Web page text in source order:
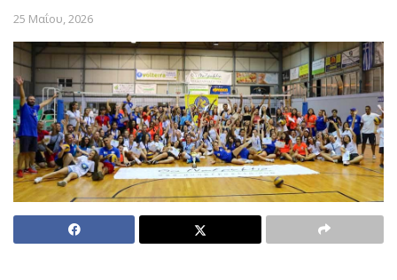
25 Μαΐου, 2026